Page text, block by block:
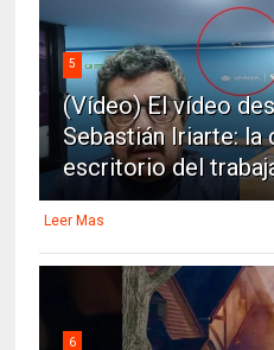
5
(Vídeo) El vídeo
Sebastián Iriarte: la
escritorio del
Leer Mas
6